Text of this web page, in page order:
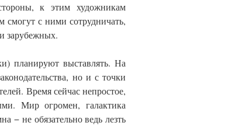
к этим художникам
смогут с ними сотрудничать,
зарубежных.
планируют выставлять. На
но и с точки
Время сейчас непростое,
Мир огромен, галактика
− не обязательно ведь лезть